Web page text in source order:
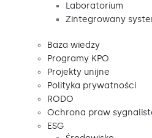
Laboratorium
Zintegrowany
Baza wiedzy
Programy KPO
Projekty unijne
Polityka prywatności
RODO
Ochrona praw
ESG